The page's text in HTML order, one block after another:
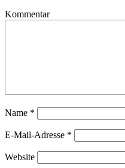
Kommentar
Name *
E-Mail-Adresse *
Website